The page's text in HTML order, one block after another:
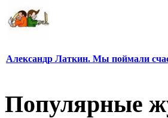
Александр Латкин. Мы поймали
Популярные